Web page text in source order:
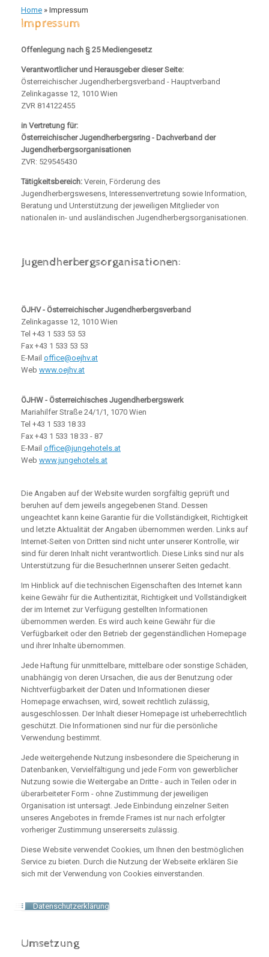
Home » Impressum
Impressum
Offenlegung nach § 25 Mediengesetz
Verantwortlicher und Herausgeber dieser Seite:
Österreichischer Jugendherbergsverband - Hauptverband
Zelinkagasse 12, 1010 Wien
ZVR 814122455
in Vertretung für:
Österreichischer Jugendherbergsring - Dachverband der
Jugendherbergsorganisationen
ZVR: 529545430
Tätigkeitsbereich: Verein, Förderung des
Jugendherbergswesens, Interessenvertretung sowie Information,
Beratung und Unterstützung der jeweiligen Mitglieder von
nationalen in- und ausländischen Jugendherbergsorganisationen.
Jugendherbergsorganisationen:
ÖJHV - ÖsterreichischerJugendherbergsverband
Zelinkagasse 12, 1010 Wien
Tel +43 1 533 53 53
Fax +43 1 533 53 53
E-Mail office@oejhv.at
Web www.oejhv.at
ÖJHW - Österreichisches Jugendherbergswerk
Mariahilfer Straße 24/1/1, 1070 Wien
Tel +43 1 533 18 33
Fax +43 1 533 18 33 - 87
E-Mail office@jungehotels.at
Web www.jungehotels.at
Die Angaben auf der Website wurden sorgfältig geprüft und
beruhen auf dem jeweils angegebenen Stand. Dessen
ungeachtet kann keine Garantie für die Vollständigkeit, Richtigkeit
und letzte Aktualität der Angaben übernommen werden. Links auf
Internet-Seiten von Dritten sind nicht unter unserer Kontrolle, wir
sind für deren Inhalt nicht verantwortlich. Diese Links sind nur als
Unterstützung für die BesucherInnen unserer Seiten gedacht.
Im Hinblick auf die technischen Eigenschaften des Internet kann
keine Gewähr für die Authentizität, Richtigkeit und Vollständigkeit
der im Internet zur Verfügung gestellten Informationen
übernommen werden. Es wird auch keine Gewähr für die
Verfügbarkeit oder den Betrieb der gegenständlichen Homepage
und ihrer Inhalte übernommen.
Jede Haftung für unmittelbare, mittelbare oder sonstige Schäden,
unabhängig von deren Ursachen, die aus der Benutzung oder
Nichtverfügbarkeit der Daten und Informationen dieser
Homepage erwachsen, wird, soweit rechtlich zulässig,
ausgeschlossen. Der Inhalt dieser Homepage ist urheberrechtlich
geschützt. Die Informationen sind nur für die persönliche
Verwendung bestimmt.
Jede weitergehende Nutzung insbesondere die Speicherung in
Datenbanken, Vervielfältigung und jede Form von gewerblicher
Nutzung sowie die Weitergabe an Dritte - auch in Teilen oder in
überarbeiteter Form - ohne Zustimmung der jeweiligen
Organisation ist untersagt. Jede Einbindung einzelner Seiten
unseres Angebotes in fremde Frames ist nur nach erfolgter
vorheriger Zustimmung unsererseits zulässig.
Diese Website verwendet Cookies, um Ihnen den bestmöglichen
Service zu bieten. Durch die Nutzung der Webseite erklären Sie
sich mit der Verwendung von Cookies einverstanden.
Datenschutzerklärung
Umsetzung